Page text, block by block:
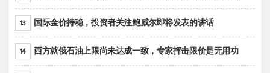
13 国际金价持稳，投资者关注鲍威尔即将发表的讲话
14 西方就俄石油上限尚未达成一致，专家抨击限价是无用功